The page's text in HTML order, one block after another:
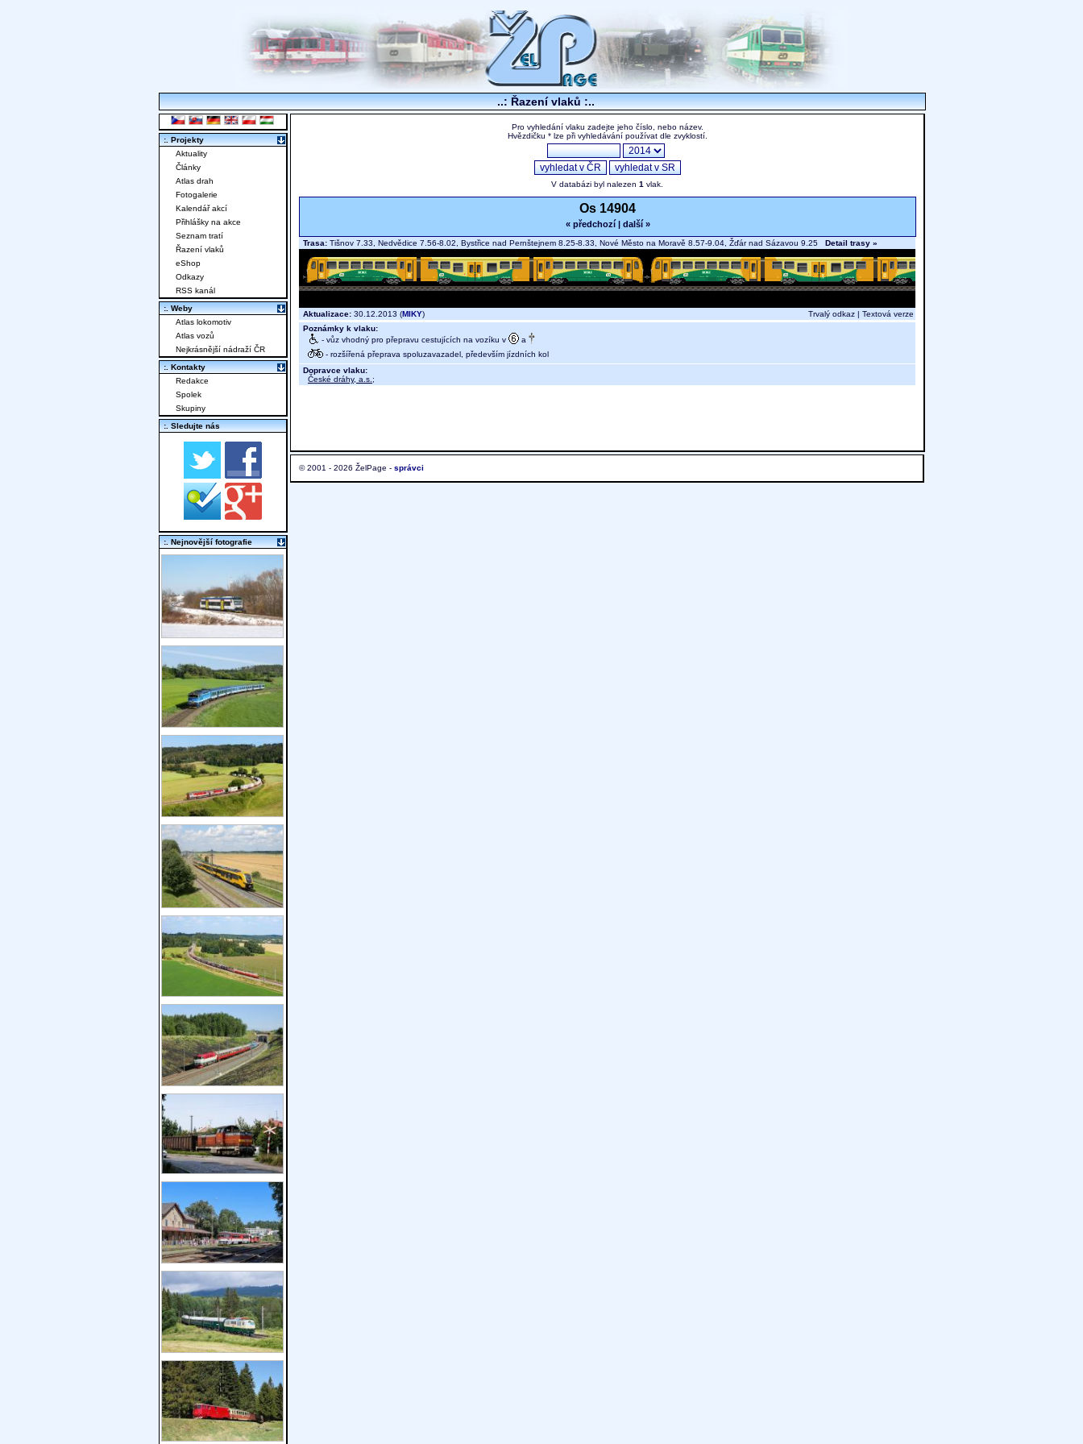
..: Řazení vlaků :..
Pro vyhledání vlaku zadejte jeho číslo, nebo název.
Hvězdičku * lze při vyhledávání používat dle zvyklostí.
V databázi byl nalezen 1 vlak.
Os 14904
« předchozí| další »
Trasa: Tišnov 7.33, Nedvědice 7.56-8.02, Bystřice nad Pernštejnem 8.25-8.33, Nové Město na Moravě 8.57-9.04, Žďár nad Sázavou 9.25 Detail trasy »
Aktualizace: 30.12.2013 (MIKY) Trvalý odkaz | Textová verze
Poznámky k vlaku:
- vůz vhodný pro přepravu cestujících na vozíku v
a
- rozšířená přeprava spoluzavazadel, především jízdních kol
Dopravce vlaku:
České dráhy, a.s. ;
© 2001 - 2026 ŽelPage - správci
:. Projekty
Aktuality
Články
Atlas drah
Fotogalerie
Kalendář akcí
Přihlášky na akce
Seznam tratí
Řazení vlaků
eShop
Odkazy
RSS kanál
:. Weby
Atlas lokomotiv
Atlas vozů
Nejkrásnější nádraží ČR
:. Kontakty
Redakce
Spolek
Skupiny
:. Sledujte nás
:. Nejnovější fotografie